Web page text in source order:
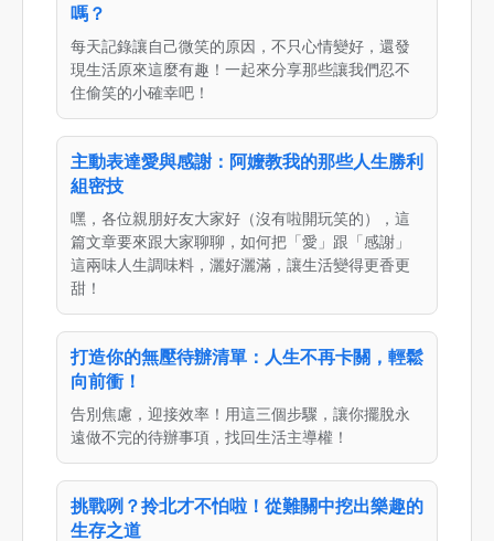
嗎？
每天記錄讓自己微笑的原因，不只心情變好，還發
現生活原來這麼有趣！一起來分享那些讓我們忍不
住偷笑的小確幸吧！
主動表達愛與感謝：阿嬤教我的那些人生勝利
組密技
嘿，各位親朋好友大家好（沒有啦開玩笑的），這
篇文章要來跟大家聊聊，如何把「愛」跟「感謝」
這兩味人生調味料，灑好灑滿，讓生活變得更香更
甜！
打造你的無壓待辦清單：人生不再卡關，輕鬆
向前衝！
告別焦慮，迎接效率！用這三個步驟，讓你擺脫永
遠做不完的待辦事項，找回生活主導權！
挑戰咧？拎北才不怕啦！從難關中挖出樂趣的
生存之道